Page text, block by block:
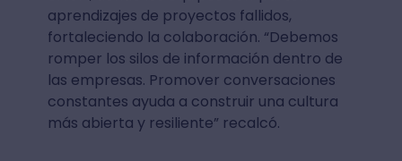
aprendizajes de proyectos fallidos,
fortaleciendo la colaboración. “Debemos
romper los silos de información dentro de
las empresas. Promover conversaciones
constantes ayuda a construir una cultura
más abierta y resiliente” recalcó.